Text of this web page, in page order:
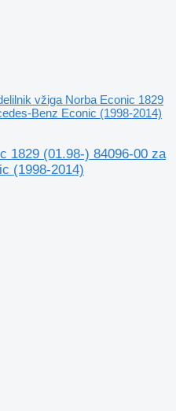
vžiga Norba Econic 1829
Benz Econic (1998-2014)
1829 (01.98-) 84096-00 za
(1998-2014)